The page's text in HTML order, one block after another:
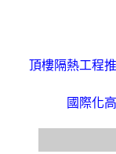
頂樓隔熱工程
國際化